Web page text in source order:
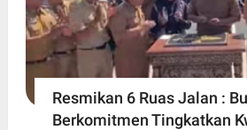
Resmikan 6 Ruas Jalan :
Berkomitmen Tingkatkan